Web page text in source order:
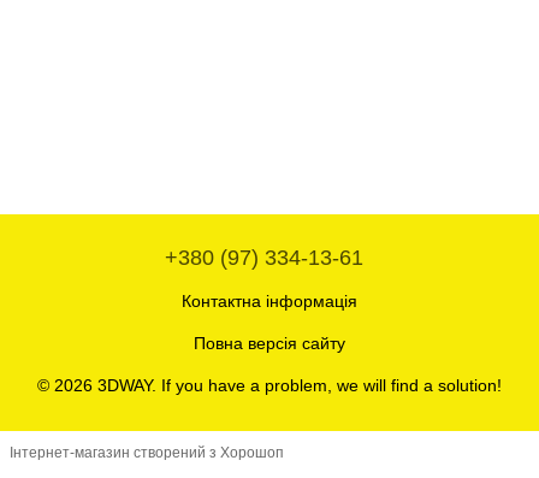
+380 (97) 334-13-61
Контактна інформація
Повна версія сайту
© 2026 3DWAY. If you have a problem, we will find a solution!
Інтернет-магазин створений з Хорошоп